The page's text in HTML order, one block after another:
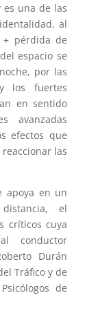
es una de las
al
+ pérdida de
espacio se
por las
los fuertes
en sentido
avanzadas
efectos que
las
apoya en un
el
críticos cuya
conductor
Durán
Tráfico y de
de